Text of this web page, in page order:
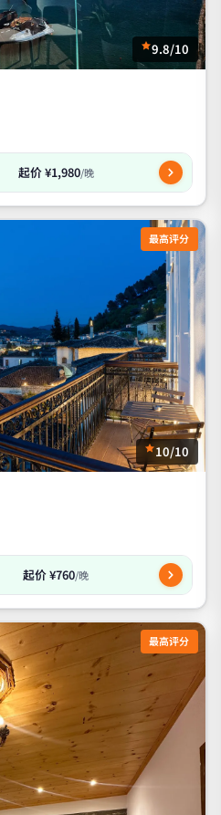
9.8/10
起价 ¥1,980/晚
最高评分
10/10
起价 ¥760/晚
最高评分